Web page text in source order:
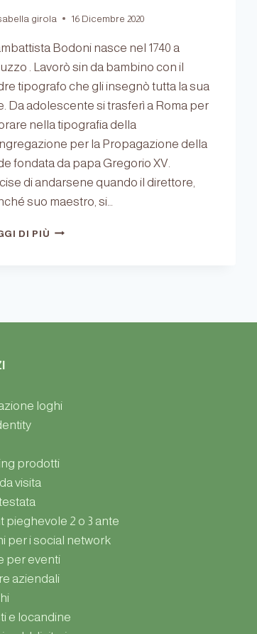
girola 16 Dicembre 2020
Bodoni nasce nel 1740 a
. Lavorò sin da bambino con il
tipografo che gli insegnò tutta la sua
Da adolescente si trasferì a Roma per
nella tipografia della
per la Propagazione della
fondata da papa Gregorio XV.
di andarsene quando il direttore,
suo maestro, si…
DI PIÙ BODONI,
loghi
prodotti
visita
pieghevole 2 o 3 ante
per i social network
per eventi
aziendali
e locandine